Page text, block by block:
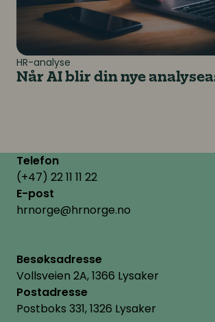
HR-analyse
Når AI blir din nye
Telefon
(+47) 22 11 11 22
E-post
hrnorge@hrnorge.no
Besøksadresse
Vollsveien 2A, 1366 Lysaker
Postadresse
Postboks 331, 1326 Lysaker